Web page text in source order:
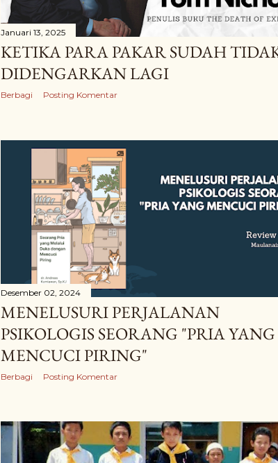
Januari 13, 2025
KETIKA PARA PAKAR SUDAH
DIDENGARKAN LAGI
Berbagi Posting Komentar
Desember 02, 2024
MENELUSURI PERJALANAN
PSIKOLOGIS SEORANG "PRIA YANG
MENCUCI PIRING"
Berbagi Posting Komentar